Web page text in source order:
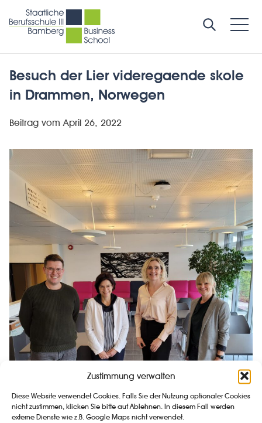
Zustimmung verwalten
Diese Website verwendet Cookies. Falls Sie der Nutzung optionaler Cookies
nicht zustimmen, klicken Sie bitte auf Ablehnen. In diesem Fall werden
externe Dienste wie z.B. Google Maps nicht verwendet.
Besuch der Lier videregaende skole
in Drammen, Norwegen
Beitrag vomApril 26, 2022